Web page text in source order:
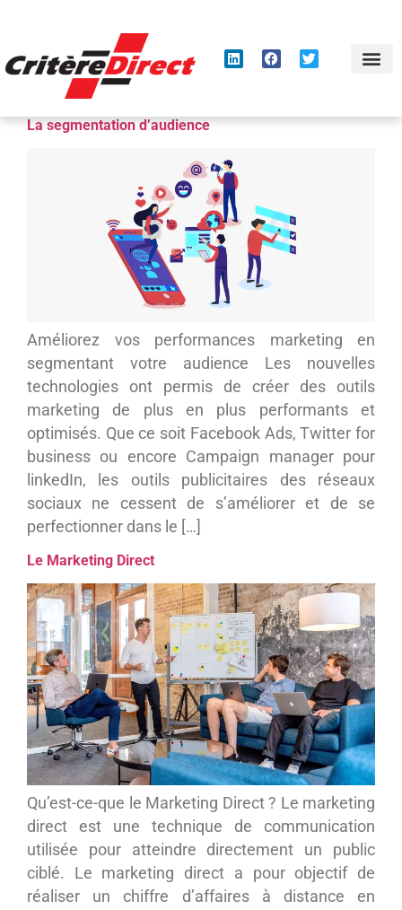
La segmentation d’audience
Améliorez vos performances marketing en
segmentant votre audience Les nouvelles
technologies ont permis de créer des outils
marketing de plus en plus performants et
optimisés. Que ce soit Facebook Ads, Twitter for
business ou encore Campaign manager pour
linkedIn, les outils publicitaires des réseaux
sociaux ne cessent de s’améliorer et de se
perfectionner dans le […]
Le Marketing Direct
Qu’est-ce-que le Marketing Direct ? Le marketing
direct est une technique de communication
utilisée pour atteindre directement un public
ciblé. Le marketing direct a pour objectif de
réaliser un chiffre d’affaires à distance en